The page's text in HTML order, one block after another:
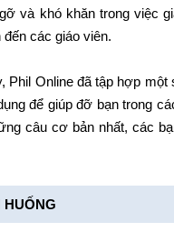
và khó khăn trong việc
các giáo viên.
Phil Online đã tập hợp
để giúp đỡ bạn trong
câu cơ bản nhất, các
HUỐNG